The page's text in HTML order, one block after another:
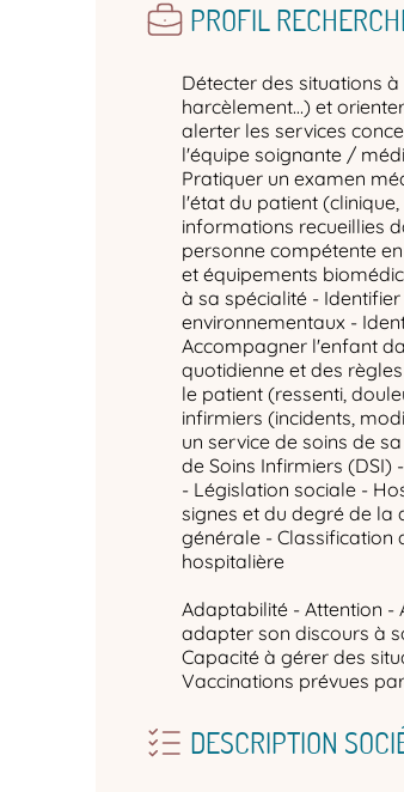
PROFIL
Détecter des situations
harcèlement…) et
alerter les services
l'équipe soignante /
Pratiquer un examen
l'état du patient
informations recueillies
personne compétente
et équipements
à sa spécialité -
environnementaux -
Accompagner l'enfant
quotidienne et des
le patient (ressenti,
infirmiers (incidents,
un service de soins de
de Soins Infirmiers
- Législation sociale -
signes et du degré de la
générale - Classification
hospitalière
Adaptabilité - Attention -
adapter son discours à
Capacité à gérer des
Vaccinations prévues
DESCRIPTION